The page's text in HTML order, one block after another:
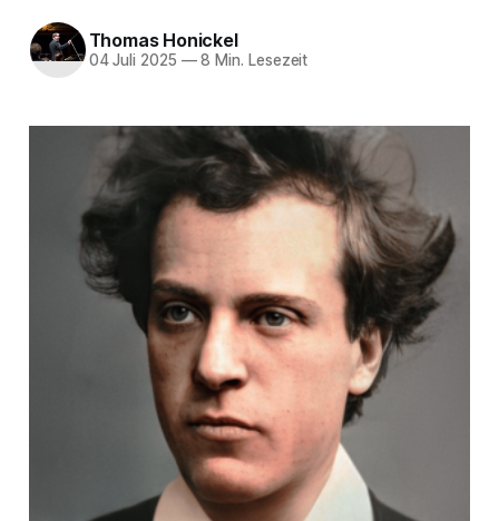
Thomas Honickel
04 Juli 2025 —8 Min. Lesezeit